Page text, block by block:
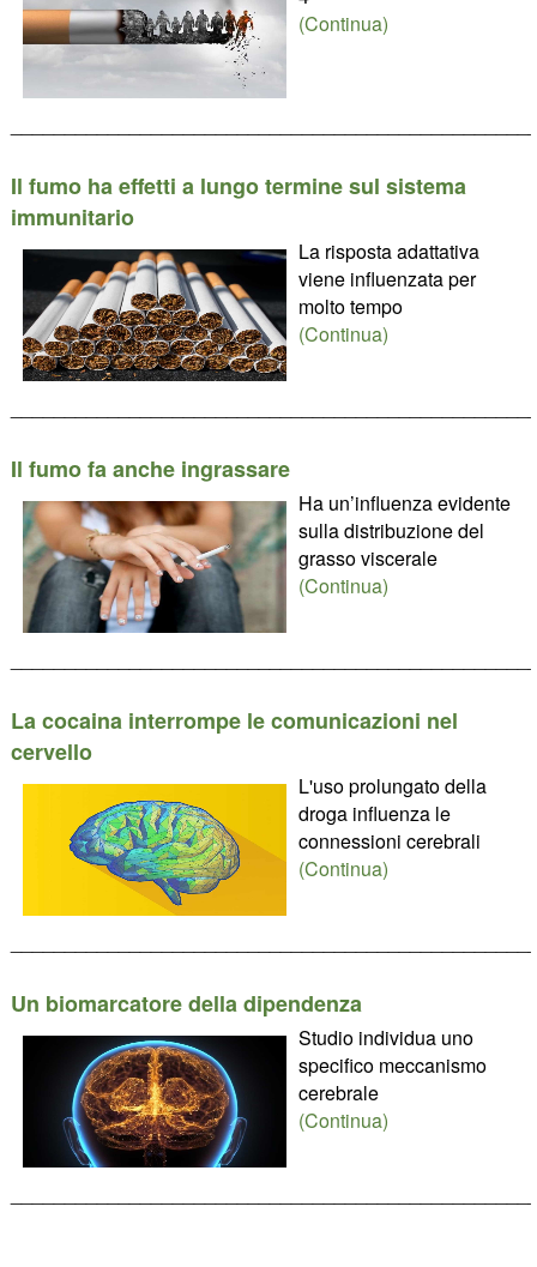
(Continua)
Il fumo ha effetti a lungo termine sul sistema
immunitario
La risposta adattativa
viene influenzata per
molto tempo
(Continua)
Il fumo fa anche ingrassare
Ha un’influenza evidente
sulla distribuzione del
grasso viscerale
(Continua)
La cocaina interrompe le comunicazioni nel
cervello
L'uso prolungato della
droga influenza le
connessioni cerebrali
(Continua)
Un biomarcatore della dipendenza
Studio individua uno
specifico meccanismo
cerebrale
(Continua)